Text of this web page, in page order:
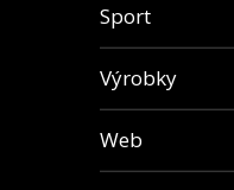
Sport
Výrobky
Web